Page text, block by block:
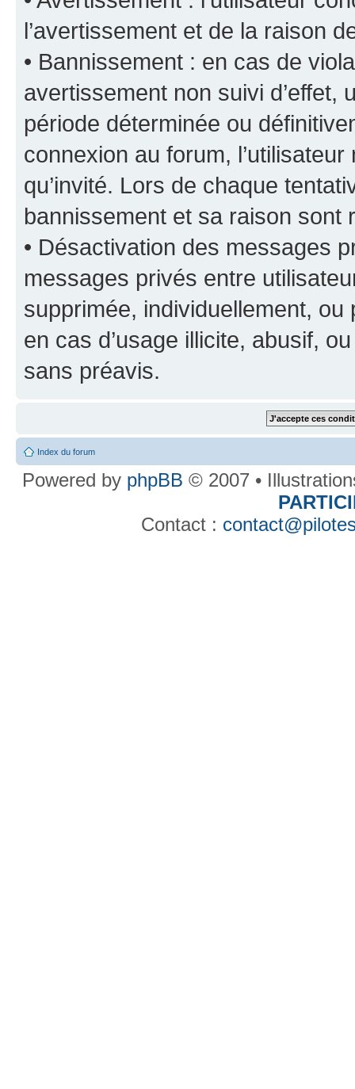
l’avertissement et de la raison
• Bannissement : en cas de
avertissement non suivi d’effet,
période déterminée ou
connexion au forum,
qu’invité. Lors de chaque
bannissement et sa raison sont
• Désactivation des messages
messages privés entre
supprimée, individuellement, ou
en cas d’usage illicite, abusif,
sans préavis.
Index du forum
Powered by phpBB © 2007 •
Contact :